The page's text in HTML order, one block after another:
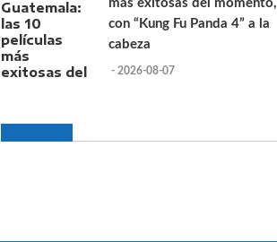
más exitosas del momento,
con “Kung Fu Panda 4” a la
cabeza
- 2026-08-07